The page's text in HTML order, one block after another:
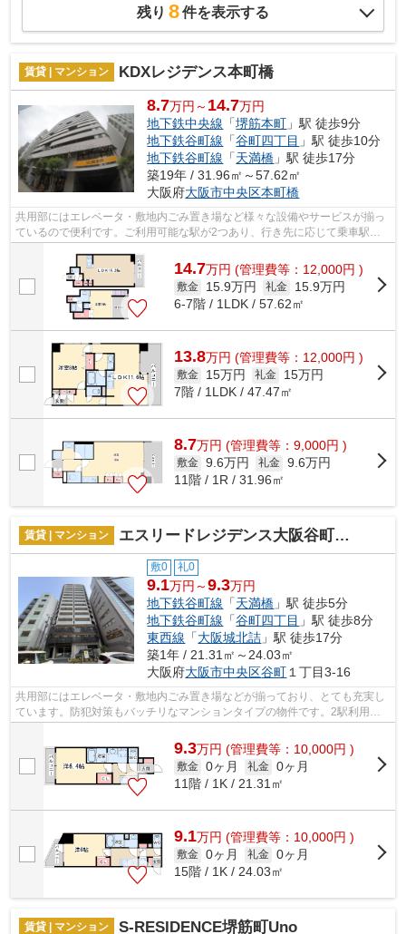
残り 8件を表示する
賃貸 | マンション KDXレジデンス本町橋
8.7万円～ 14.7万円
地下鉄中央線 「堺筋本町 」駅 徒歩9分
地下鉄谷町線 「谷町四丁目 」駅 徒歩10分
地下鉄谷町線 「天満橋 」駅 徒歩17分
築19年 / 31.96㎡～57.62㎡
大阪府大阪市中央区本町橋
共用部にはエレベータ・敷地内ごみ置き場など様々な設備やサービスが揃っ
ているので便利です。ご利用可能な駅が2つあり、行き先に応じて乗車駅の
使い分けができます。こちらの物件はマ...
14.7万円 (管理費等：12,000円 )
敷金 15.9万円 礼金
15.9万円
6-7階 / 1LDK / 57.62㎡
13.8万円 (管理費等：12,000円 )
敷金 15万円 礼金
15万円
7階 / 1LDK / 47.47㎡
8.7万円 (管理費等：9,000円 )
敷金 9.6万円 礼金 9.6万円
11階 / 1R / 31.96㎡
賃貸 | マンション エスリードレジデンス大阪谷町ザ・マークス
敷0 礼0
9.1万円～9.3万円
地下鉄谷町線 「天満橋 」駅 徒歩5分
地下鉄谷町線 「谷町四丁目 」駅 徒歩8分
東西線 「大阪城北詰 」駅 徒歩17分
築1年 / 21.31㎡～24.03㎡
大阪府大阪市中央区谷町 １丁目3-16
共用部にはエレベータ・敷地内ごみ置き場などが揃っており、とても充実し
ています。防犯対策もバッチリなマンションタイプの物件です。2駅利用可
能でとても利便性の高いマンションです...
9.3万円 (管理費等：10,000円 )
敷金 0ヶ月 礼金 0ヶ月
11階 / 1K / 21.31㎡
9.1万円 (管理費等：10,000円 )
敷金 0ヶ月 礼金 0ヶ月
15階 / 1K / 24.03㎡
賃貸 | マンション S-RESIDENCE堺筋町Uno